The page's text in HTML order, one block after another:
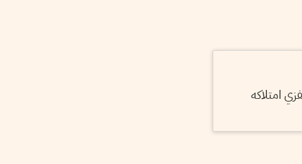
امتلاكه